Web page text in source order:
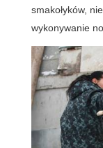
smakołyków,
wykonywanie